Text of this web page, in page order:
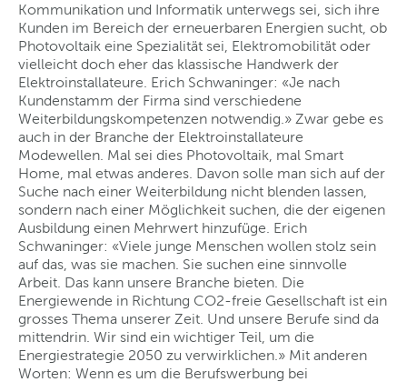
Kommunikation und Informatik unterwegs sei, sich ihre
Kunden im Bereich der erneuerbaren Energien sucht, ob
Photovoltaik eine Spezialität sei, Elektromobilität oder
vielleicht doch eher das klassische Handwerk der
Elektroinstallateure. Erich Schwaninger: «Je nach
Kundenstamm der Firma sind verschiedene
Weiterbildungskompetenzen notwendig.» Zwar gebe es
auch in der Branche der Elektroinstallateure
Modewellen. Mal sei dies Photovoltaik, mal Smart
Home, mal etwas anderes. Davon solle man sich auf der
Suche nach einer Weiterbildung nicht blenden lassen,
sondern nach einer Möglichkeit suchen, die der eigenen
Ausbildung einen Mehrwert hinzufüge. Erich
Schwaninger: «Viele junge Menschen wollen stolz sein
auf das, was sie machen. Sie suchen eine sinnvolle
Arbeit. Das kann unsere Branche bieten. Die
Energiewende in Richtung CO2-freie Gesellschaft ist ein
grosses Thema unserer Zeit. Und unsere Berufe sind da
mittendrin. Wir sind ein wichtiger Teil, um die
Energiestrategie 2050 zu verwirklichen.» Mit anderen
Worten: Wenn es um die Berufswerbung bei